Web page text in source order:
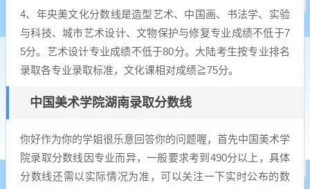
4、年央美文化分数线是造型艺术、中国画、书法学、实验
与科技、城市艺术设计、文物保护与修复专业成绩不低于7
5分。艺术设计专业成绩不低于80分。大陆考生按专业排名
录取各专业录取标准，文化课相对成绩≧75分。
中国美术学院湖南录取分数线
你好作为你的学姐很乐意回答你的问题喔，首先中国美术学
院录取分数线因专业而异，一般要求考到490分以上，具体
分数线还需以实际情况为准，可以关注一下实时公布的数